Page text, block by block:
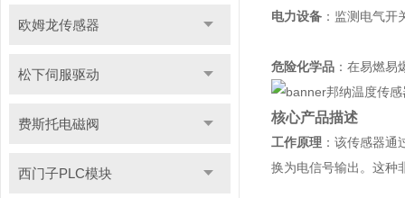
欧姆龙传感器
松下伺服驱动
费斯托电磁阀
西门子PLC模块
电力设备 ：监测电气
危险化学品 ：在易燃
核心产品描述
工作原理 ：该传感器
换为电信号输出。这种